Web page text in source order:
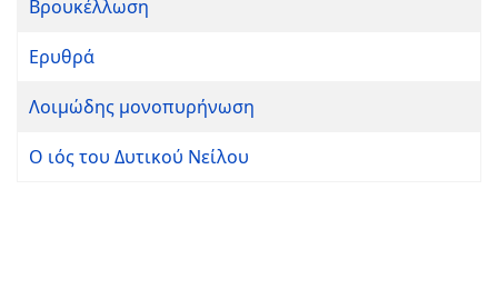
Βρουκέλλωση
Ερυθρά
Λοιμώδης μονοπυρήνωση
Ο ιός του Δυτικού Νείλου